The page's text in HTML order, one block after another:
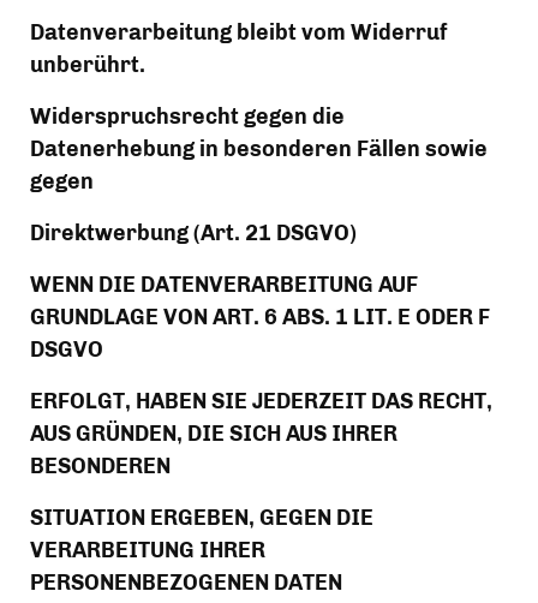
Datenverarbeitung bleibt vom Widerruf
unberührt.
Widerspruchsrecht gegen die
Datenerhebung in besonderen Fällen sowie
gegen
Direktwerbung (Art. 21 DSGVO)
WENN DIE DATENVERARBEITUNG AUF
GRUNDLAGE VON ART. 6 ABS. 1 LIT. E ODER F
DSGVO
ERFOLGT, HABEN SIE JEDERZEIT DAS RECHT,
AUS GRÜNDEN, DIE SICH AUS IHRER
BESONDEREN
SITUATION ERGEBEN, GEGEN DIE
VERARBEITUNG IHRER
PERSONENBEZOGENEN DATEN